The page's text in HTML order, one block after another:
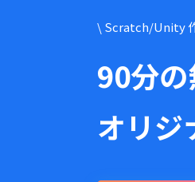
\ Scratch/Unity
90分
オリジ